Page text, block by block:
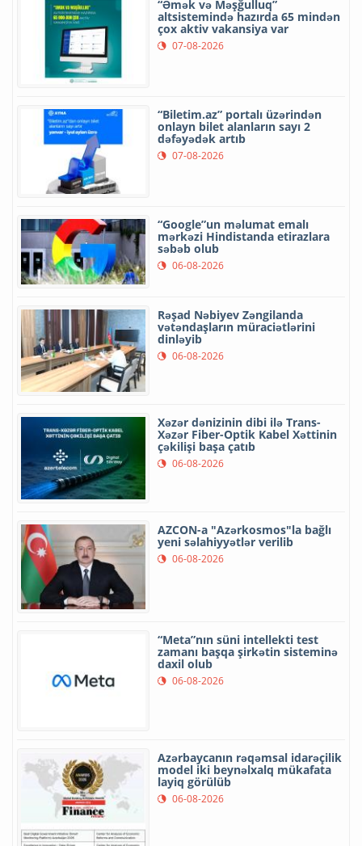
“Əmək və Məşğulluq”
altsistemində hazırda 65 mindən
çox aktiv vakansiya var
07-08-2026
“Biletim.az” portalı üzərindən
onlayn bilet alanların sayı 2
dəfəyədək artıb
07-08-2026
“Google”un məlumat emalı
mərkəzi Hindistanda etirazlara
səbəb olub
06-08-2026
Rəşad Nəbiyev Zəngilanda
vətəndaşların müraciətlərini
dinləyib
06-08-2026
Xəzər dənizinin dibi ilə Trans-
Xəzər Fiber-Optik Kabel Xəttinin
çəkilişi başa çatıb
06-08-2026
AZCON-a "Azərkosmos"la bağlı
yeni səlahiyyətlər verilib
06-08-2026
“Meta”nın süni intellekti test
zamanı başqa şirkətin sisteminə
daxil olub
06-08-2026
Azərbaycanın rəqəmsal idarəçilik
model iki beynəlxalq mükafata
layiq görülüb
06-08-2026